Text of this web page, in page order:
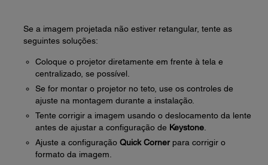
Se a imagem projetada não estiver retangular, tente as
seguintes soluções:
Coloque o projetor diretamente em frente à tela e
centralizado, se possível.
Se for montar o projetor no teto, use os controles de
ajuste na montagem durante a instalação.
Tente corrigir a imagem usando o deslocamento da lente
antes de ajustar a configuração de Keystone
Ajuste a configuração Quick Cornerpara corrigir o
formato da imagem.